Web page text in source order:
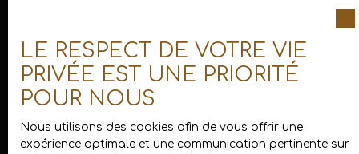
votre projet et une stratégie de valorisation efficace :
photos HDR
,visites virtuelles ,
présence sur les
meilleurs portails, pré-sélection des acquéreurs
signature électronique
Vous bénéficiez d’un interlocuteur unique
votre bien, pour un suivi personnalisé et réactif.
LE RESPECT DE VOTRE VIE
PRIVÉE EST UNE PRIORITÉ
POUR NOUS
Nous utilisons des cookies afin de vous offrir une
expérience optimale et une communication pertinente sur